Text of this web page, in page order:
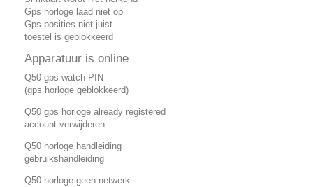
Gps horloge laad niet op
Gps posities niet juist
toestel is geblokkeerd
Apparatuur is online
Q50 gps watch PIN
(gps horloge geblokkeerd)
Q50 gps horloge already registered
account verwijderen
Q50 horloge handleiding
gebruikshandleiding
Q50 horloge geen netwerk